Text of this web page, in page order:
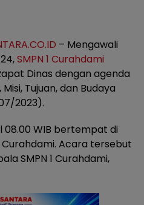
– Mengawali
SMPN 1 Curahdami
Dinas dengan agenda
Misi, Tujuan, dan Budaya
2023).
08.00 WIB bertempat di
Curahdami. Acara tersebut
SMPN 1 Curahdami,